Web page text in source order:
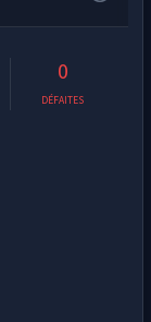
0
DÉFAITES